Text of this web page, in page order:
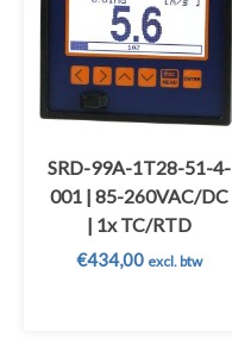
SRD-99A-1T28-51-4-
001 | 85-260VAC/DC
| 1x TC/RTD
€434,00 excl. btw